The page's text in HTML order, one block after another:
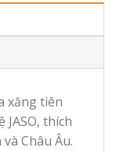
xăng tiên
thích
Châu Âu.